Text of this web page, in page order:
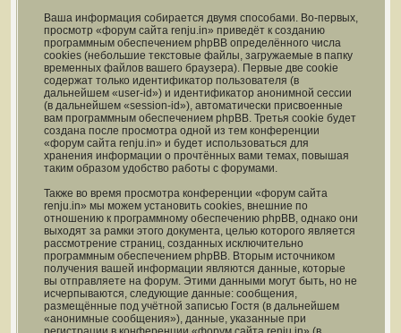
Ваша информация собирается двумя способами. Во-первых,
просмотр «форум сайта renju.in» приведёт к созданию
программным обеспечением phpBB определённого числа
cookies (небольшие текстовые файлы, загружаемые в папку
временных файлов вашего браузера). Первые две cookie
содержат только идентификатор пользователя (в
дальнейшем «user-id») и идентификатор анонимной сессии
(в дальнейшем «session-id»), автоматически присвоенные
вам программным обеспечением phpBB. Третья cookie будет
создана после просмотра одной из тем конференции
«форум сайта renju.in» и будет использоваться для
хранения информации о прочтённых вами темах, повышая
таким образом удобство работы с форумами.
Также во время просмотра конференции «форум сайта
renju.in» мы можем установить cookies, внешние по
отношению к программному обеспечению phpBB, однако они
выходят за рамки этого документа, целью которого является
рассмотрение страниц, созданных исключительно
программным обеспечением phpBB. Вторым источником
получения вашей информации являются данные, которые
вы отправляете на форум. Этими данными могут быть, но не
исчерпываются, следующие данные: сообщения,
размещённые под учётной записью Гостя (в дальнейшем
«анонимные сообщения»), данные, указанные при